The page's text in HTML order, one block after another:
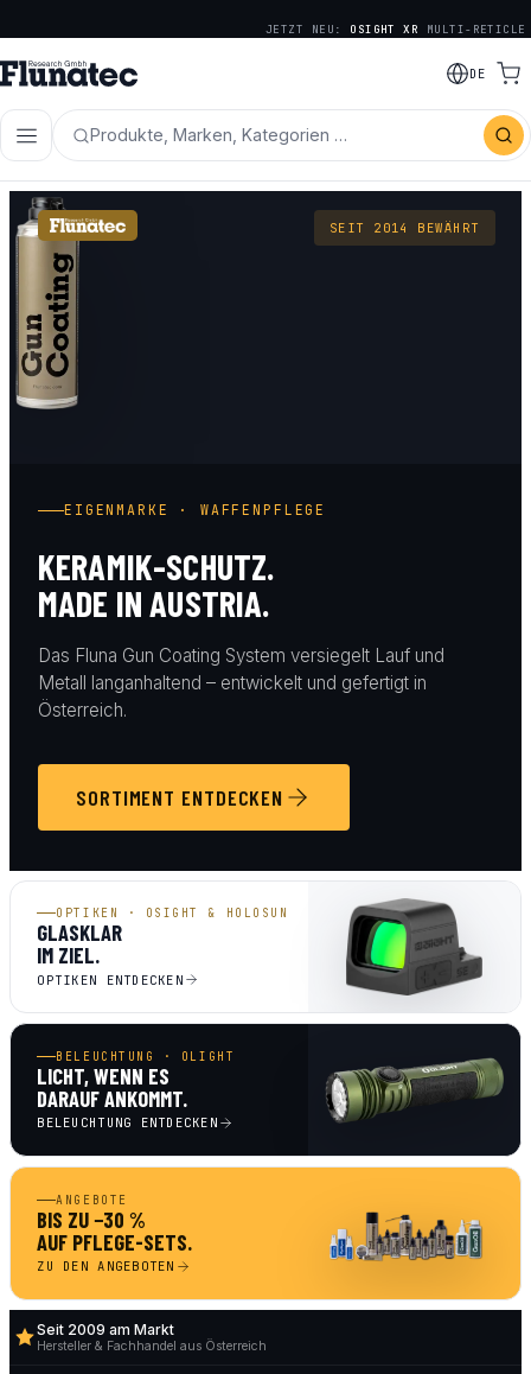
JETZT NEU: OSIGHT XR MULTI-RETICLE
DE
Produkte, Marken, Kategorien …
EIGENMARKE · WAFFENPFLEGE
KERAMIK-SCHUTZ.
MADE IN AUSTRIA.
Das Fluna Gun Coating System versiegelt Lauf und
Metall langanhaltend – entwickelt und gefertigt in
Österreich.
SORTIMENT ENTDECKEN
SEIT 2014 BEWÄHRT
OPTIKEN · OSIGHT & HOLOSUN
GLASKLAR
IM ZIEL.
OPTIKEN ENTDECKEN
BELEUCHTUNG · OLIGHT
LICHT, WENN ES
DARAUF ANKOMMT.
BELEUCHTUNG ENTDECKEN
ANGEBOTE
BIS ZU −30 %
AUF PFLEGE-SETS.
ZU DEN ANGEBOTEN
Seit 2009 am Markt
Hersteller & Fachhandel aus Österreich